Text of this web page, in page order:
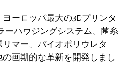
ーロッパ最大の3Dプリンタ
ーハウジングシステム、菌糸
マー、バイオポリウレタ
画期的な革新を開発しまし